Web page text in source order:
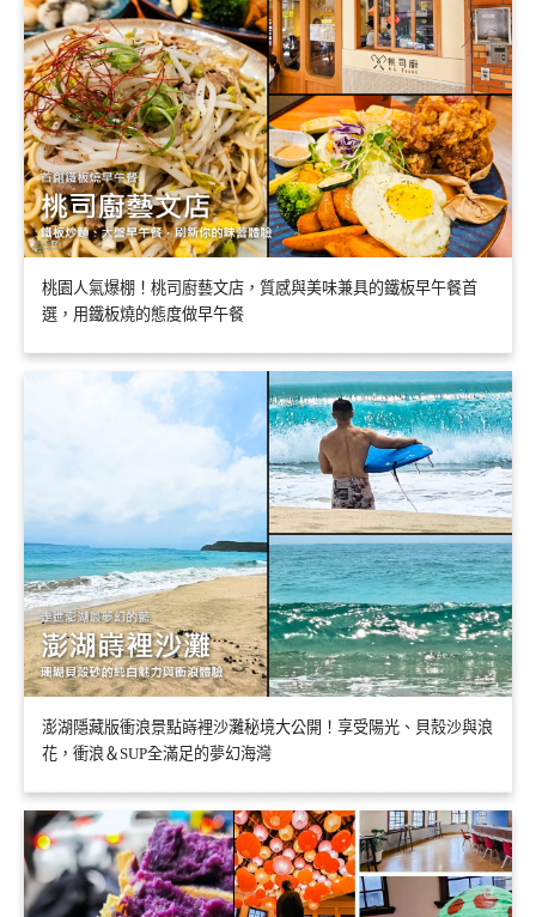
桃園人氣爆棚！桃司廚藝文店，質感與美味兼具的鐵板早午餐首
選，用鐵板燒的態度做早午餐
澎湖隱藏版衝浪景點嵵裡沙灘秘境大公開！享受陽光、貝殼沙與浪
花，衝浪＆SUP全滿足的夢幻海灣